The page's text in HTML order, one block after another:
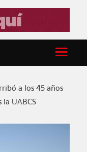
a los 45 años
UABCS